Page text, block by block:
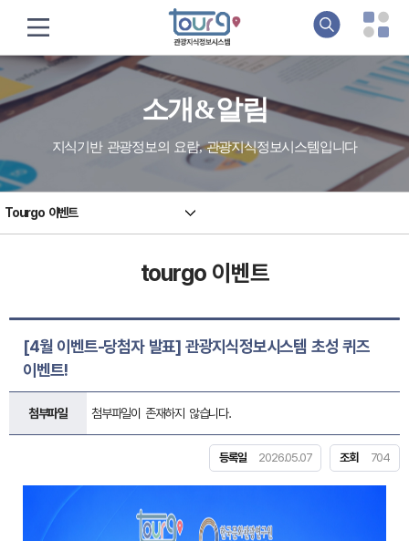
소개&알림
지식기반 관광정보의 요람, 관광지식정보시스템입니다
Tourgo 이벤트
tourgo 이벤트
[4월 이벤트-당첨자 발표] 관광지식정보시스템 초성 퀴즈
이벤트!
첨부파일 첨부파일이 존재하지 않습니다.
등록일 2026.05.07 조회 704